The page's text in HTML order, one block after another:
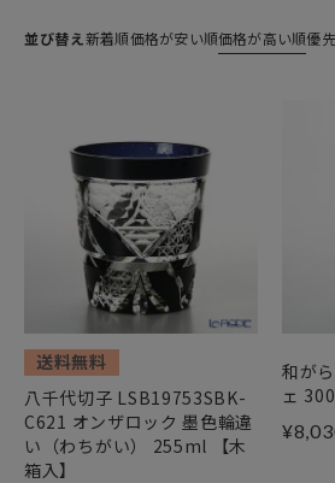
技術者により丹精込めて作られる「
並び替え 新着順価格が安い順価格が高い順優
送料無料
八千代切子 LSB19753SBK-
C621 オンザロック 墨色輪違
い（わちがい） 255ml 【木
箱入】
和が
ェ
¥